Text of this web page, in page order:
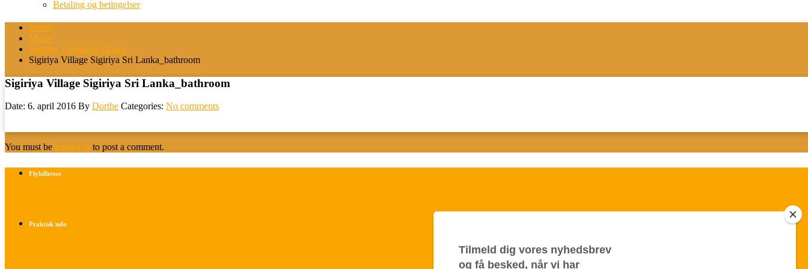
Betaling og betingelser
Home
Medie
Sigiriya – Sigiriya Village
Sigiriya Village Sigiriya Sri Lanka_bathroom
Sigiriya Village Sigiriya Sri Lanka_bathroom
Date: 6. april 2016 By Dorthe Categories: No comments
You must be logged in to post a comment.
Flybilletter
Praktisk info